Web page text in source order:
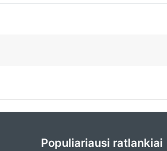
Populiariausi ratlankiai